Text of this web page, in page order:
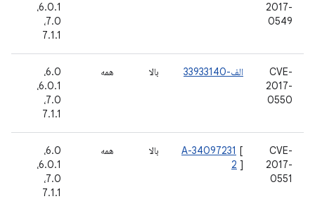
2017-
0549
6.0.1،
7.0،
7.1.1
CVE-
2017-
0550
الف-33933140 بالا همه
6.0،
6.0.1،
7.0،
7.1.1
CVE-
2017-
0551
A-34097231 [
2 ]
بالا همه
6.0،
6.0.1،
7.0،
7.1.1